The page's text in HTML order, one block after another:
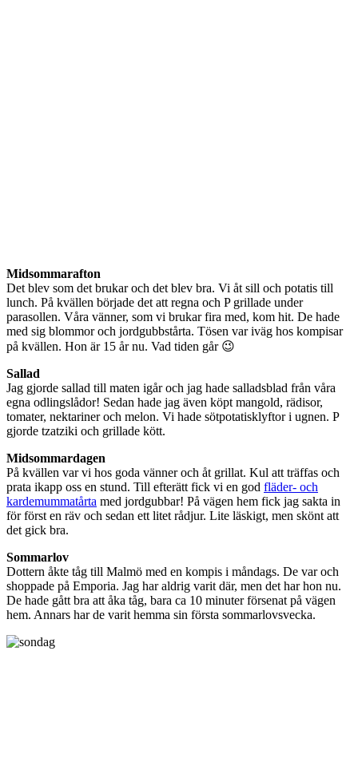
Midsommarafton
Det blev som det brukar och det blev bra. Vi åt sill och potatis till
lunch. På kvällen började det att regna och P grillade under
parasollen. Våra vänner, som vi brukar fira med, kom hit. De hade
med sig blommor och jordgubbstårta. Tösen var iväg hos kompisar
på kvällen. Hon är 15 år nu. Vad tiden går 😉
Sallad
Jag gjorde sallad till maten igår och jag hade salladsblad från våra
egna odlingslådor! Sedan hade jag även köpt mangold, rädisor,
tomater, nektariner och melon. Vi hade sötpotatisklyftor i ugnen. P
gjorde tzatziki och grillade kött.
Midsommardagen
På kvällen var vi hos goda vänner och åt grillat. Kul att träffas och
prata ikapp oss en stund. Till efterätt fick vi en god fläder- och
kardemummatårta med jordgubbar! På vägen hem fick jag sakta in
för först en räv och sedan ett litet rådjur. Lite läskigt, men skönt att
det gick bra.
Sommarlov
Dottern åkte tåg till Malmö med en kompis i måndags. De var och
shoppade på Emporia. Jag har aldrig varit där, men det har hon nu.
De hade gått bra att åka tåg, bara ca 10 minuter försenat på vägen
hem. Annars har de varit hemma sin första sommarlovsvecka.